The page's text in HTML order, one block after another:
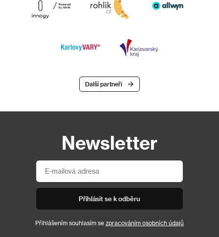
Další partneři
Newsletter
Přihlásit se k odběru
Přihlášením souhlasím se zpracováním osobních údajů